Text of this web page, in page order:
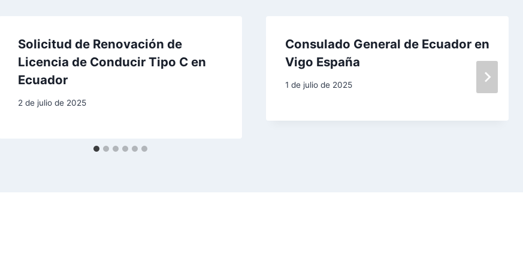
Solicitud de Renovación de
Licencia de Conducir Tipo C en
Ecuador
2 de julio de 2025
Consulado General de Ecuador en
Vigo España
1 de julio de 2025